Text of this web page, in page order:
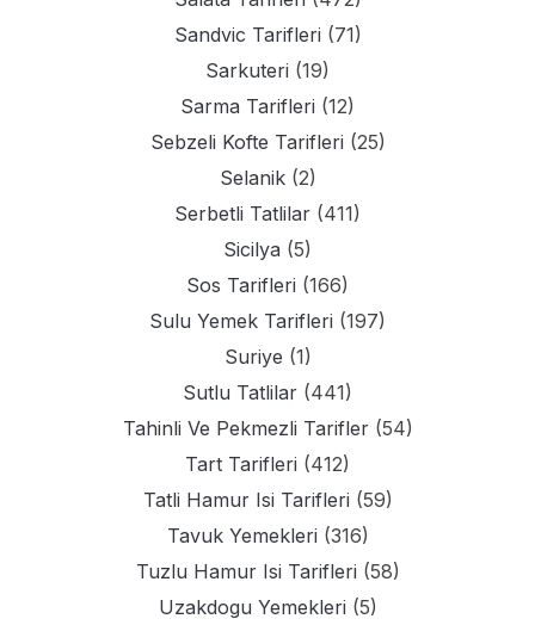
Sandvic Tarifleri (71)
Sarkuteri (19)
Sarma Tarifleri (12)
Sebzeli Kofte Tarifleri (25)
Selanik(2)
Serbetli Tatlilar (411)
Sicilya (5)
Sos Tarifleri (166)
Sulu Yemek Tarifleri (197)
Suriye (1)
Sutlu Tatlilar (441)
Tahinli Ve Pekmezli Tarifler(54)
Tart Tarifleri (412)
Tatli Hamur Isi Tarifleri (59)
Tavuk Yemekleri (316)
Tuzlu Hamur Isi Tarifleri (58)
Uzakdogu Yemekleri (5)